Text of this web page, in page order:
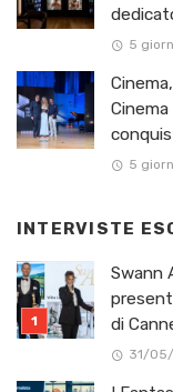
5
5
INTERVISTE
Swann
di
31/